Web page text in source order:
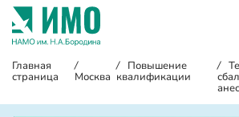
Главная
страница
/
Москва
/ Повышение
квалификации
/